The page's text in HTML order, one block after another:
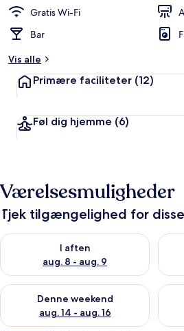
Gratis Wi-Fi
Bar
Vis alle
Primære faciliteter (12)
Føl dig hjemme (6)
Værelsesmuligheder
Tjek tilgængelighed for
I aften
aug. 8 - aug. 9
Tjek tilgængelighed for i aften aug. 8
Tjek
Denne weekend
aug. 14 - aug. 16
Tjek tilgængelighed for denne Tjek